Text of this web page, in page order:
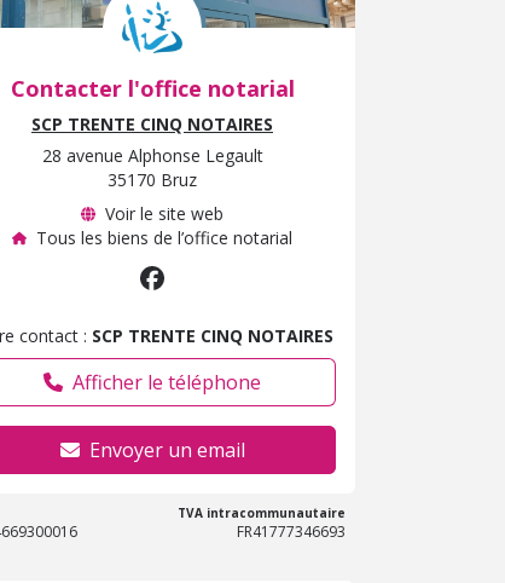
Contacter l'office notarial
SCP TRENTE CINQ NOTAIRES
28 avenue Alphonse Legault
35170 Bruz
Voir le site web
Tous les biens de l’office notarial
contact : SCP TRENTE CINQ NOTAIRES
Afficher le téléphone
Envoyer un email
TVA intracommunautaire
FR41777346693